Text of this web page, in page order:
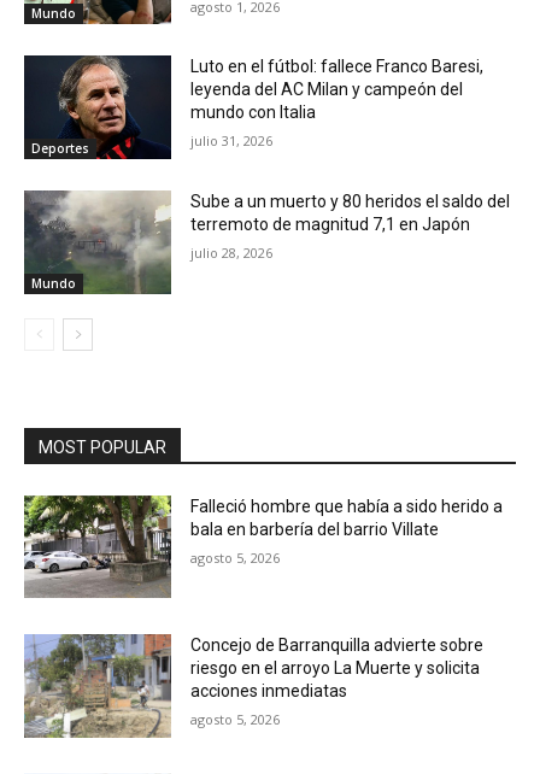
Mundo agosto 1, 2026
Deportes
Luto en el fútbol: fallece Franco Baresi,
leyenda del AC Milan y campeón del
mundo con Italia
julio 31, 2026
Mundo
Sube a un muerto y 80 heridos el saldo del
terremoto de magnitud 7,1 en Japón
julio 28, 2026
MOST POPULAR
Falleció hombre que había a sido herido a
bala en barbería del barrio Villate
agosto 5, 2026
Concejo de Barranquilla advierte sobre
riesgo en el arroyo La Muerte y solicita
acciones inmediatas
agosto 5, 2026